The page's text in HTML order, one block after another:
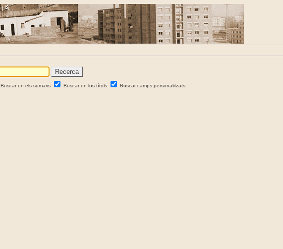
Buscar en els sumaris Buscar en los títols
Buscar camps personalitzats